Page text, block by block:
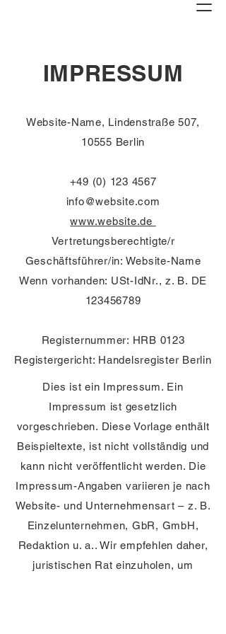
IMPRESSUM
Website-Name, Lindenstraße 507,
10555 Berlin
+49 (0) 123 4567
info@website.com
www.website.de
Vertretungsberechtigte/r
Geschäftsführer/in: Website-Name
Wenn vorhanden: USt-IdNr., z. B. DE
123456789
Registernummer: HRB 0123
Registergericht: Handelsregister Berlin
Dies ist ein Impressum. Ein
Impressum ist gesetzlich
vorgeschrieben. Diese Vorlage enthält
Beispieltexte, ist nicht vollständig und
kann nicht veröffentlicht werden. Die
Impressum-Angaben variieren je nach
Website- und Unternehmensart – z. B.
Einzelunternehmen, GbR, GmbH,
Redaktion u. a.. Wir empfehlen daher,
juristischen Rat einzuholen, um